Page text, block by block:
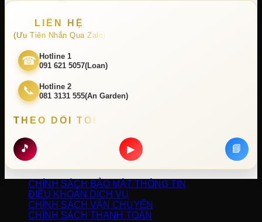
LIÊN HỆ
(Ưu Tiên Nhắn Qua Zalo)
☎ Hotline 1
091 621 5057(Loan)
📞
Hotline 2
081 3131 555(An Garden)
THEO DÕI TÔI
🎵 ▶ 📘
CHÍNH SÁCH BẢO MẬT THÔNG TIN
ĐIỀU KHOẢN DỊCH VỤ
CHÍNH SÁCH VẬN CHUYỂN
CHÍNH SÁCH THANH TOÁN